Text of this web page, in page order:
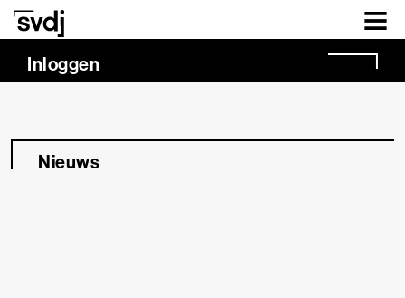
Naar hoofdinhoud
Inloggen
Nieuws